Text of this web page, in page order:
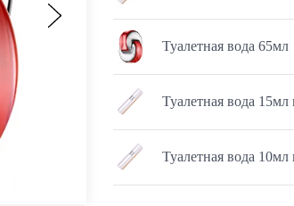
Туалетная вода 65мл
Туалетная вода
Туалетная вода